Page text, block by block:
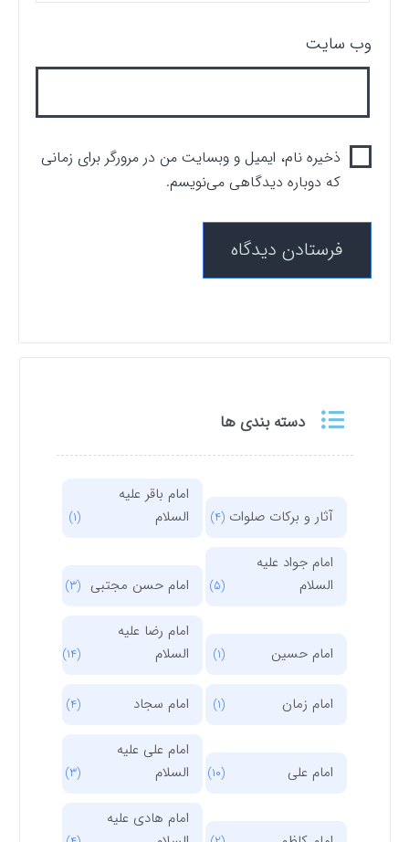
دسته بندی ها
آثار و برکات صلوات(4)
امام باقر علیه
السلام
امام جواد علیه
السلام
امام حسن مجتبی (3)
امام حسین
امام رضا علیه
السلام
امام زمان امام سجاد
امام علی
امام علی علیه
السلام
امام هادی علیه
وب‌ سایت
ذخیره نام، ایمیل و وبسایت من در مرورگر برای زمانی
که دوباره دیدگاهی می‌نویسم.